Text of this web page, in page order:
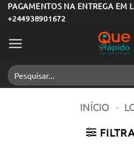
Skip
to
content
PAGAMENTOS NA ENTREGA EM
+244938901672
Pesquisar
por:
INÍCIO -